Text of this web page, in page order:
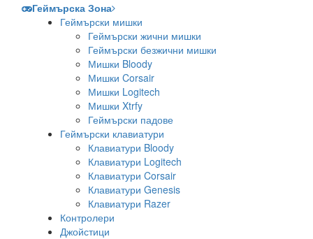
Геймърска Зона
Геймърски мишки
Геймърски жични мишки
Геймърски безжични мишки
Мишки Bloody
Мишки Corsair
Мишки Logitech
Мишки Xtrfy
Геймърски падове
Геймърски клавиатури
Клавиатури Bloody
Клавиатури Logitech
Клавиатури Corsair
Клавиатури Genesis
Клавиатури Razer
Контролери
Джойстици